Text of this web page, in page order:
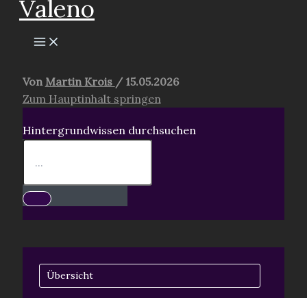
springen
Valeno
Von Martin Krois / 15.05.2026
Zum Hauptinhalt springen
Hintergrundwissen durchsuchen
Übersicht